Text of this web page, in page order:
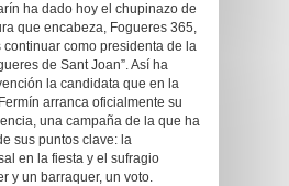
ha dado hoy el chupinazo de
que encabeza, Fogueres 365,
continuar como presidenta de la
de Sant Joan”. Así ha
la candidata que en la
arranca oficialmente su
una campaña de la que ha
sus puntos clave: la
en la fiesta y el sufragio
y un barraquer, un voto.